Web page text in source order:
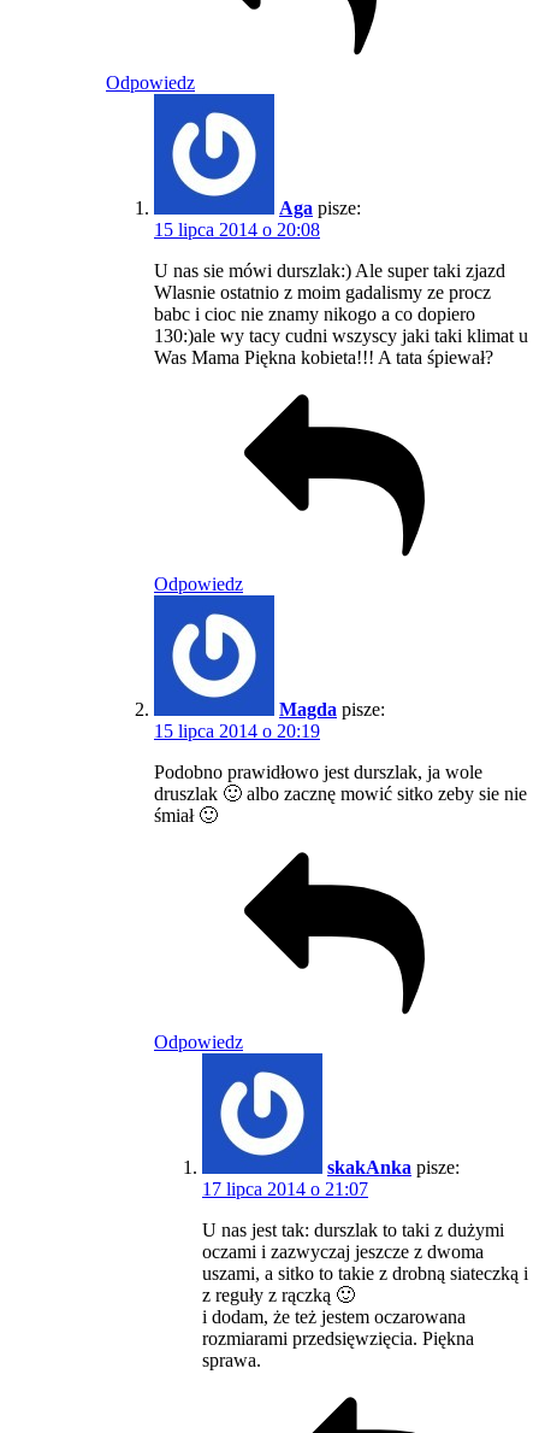
Odpowiedz
Aga pisze:
15 lipca 2014 o 20:08
U nas sie mówi durszlak:) Ale super taki zjazd
Wlasnie ostatnio z moim gadalismy ze procz
babc i cioc nie znamy nikogo a co dopiero
130:)ale wy tacy cudni wszyscy jaki taki klimat u
Was Mama Piękna kobieta!!! A tata śpiewał?
Odpowiedz
Magda pisze:
15 lipca 2014 o 20:19
Podobno prawidłowo jest durszlak, ja wole
druszlak 🙂 albo zacznę mowić sitko zeby sie nie
śmiał 🙂
Odpowiedz
skakAnka pisze:
17 lipca 2014 o 21:07
U nas jest tak: durszlak to taki z dużymi
oczami i zazwyczaj jeszcze z dwoma
uszami, a sitko to takie z drobną siateczką i
z reguły z rączką 🙂
i dodam, że też jestem oczarowana
rozmiarami przedsięwzięcia. Piękna
sprawa.